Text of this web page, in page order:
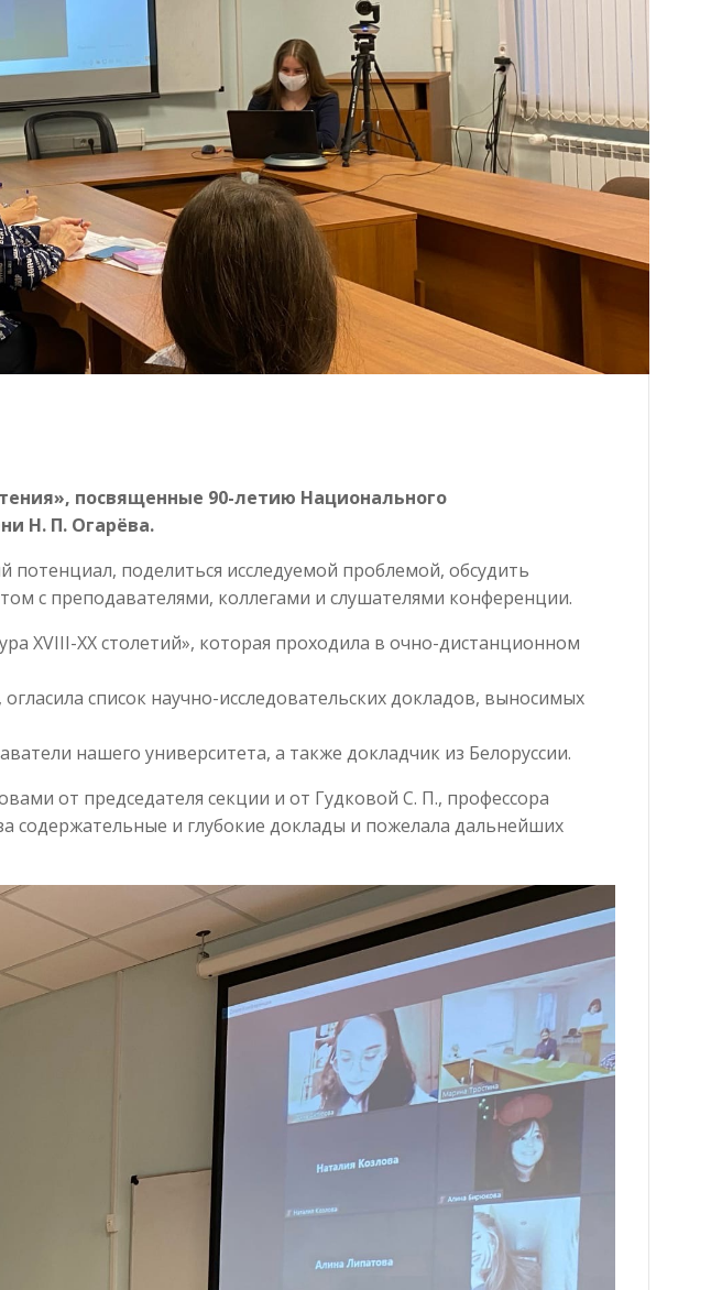
посвященные 90-летию Национального
Н. П. Огарёва.
поделиться исследуемой проблемой, обсудить
с преподавателями, коллегами и слушателями конференции.
XVIII-XX столетий», которая проходила в очно-дистанционном
список научно-исследовательских докладов, выносимых
нашего университета, а также докладчик из Белоруссии.
от председателя секции и от Гудковой С. П., профессора
содержательные и глубокие доклады и пожелала дальнейших